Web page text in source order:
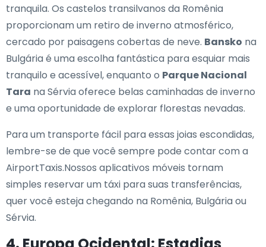
tranquila. Os castelos transilvanos da Romênia
proporcionam um retiro de inverno atmosférico,
cercado por paisagens cobertas de neve. Bansko na
Bulgária é uma escolha fantástica para esquiar mais
tranquilo e acessível, enquanto o Parque Nacional
Tara na Sérvia oferece belas caminhadas de inverno
e uma oportunidade de explorar florestas nevadas.
Para um transporte fácil para essas joias escondidas,
lembre-se de que você sempre pode contar com a
AirportTaxis.Nossos aplicativos móveis tornam
simples reservar um táxi para suas transferências,
quer você esteja chegando na Romênia, Bulgária ou
Sérvia.